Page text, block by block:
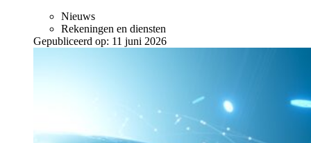
Nieuws
Rekeningen en diensten
Gepubliceerd op: 11 juni 2026